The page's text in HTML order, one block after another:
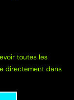
toutes les
directement dans